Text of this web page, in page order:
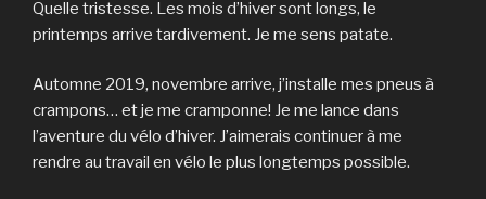
Quelle tristesse. Les mois d’hiver sont longs, le
printemps arrive tardivement. Je me sens patate.
Automne 2019, novembre arrive, j’installe mes pneus à
crampons… et je me cramponne! Je me lance dans
l’aventure du vélo d’hiver. J’aimerais continuer à me
rendre au travail en vélo le plus longtemps possible.